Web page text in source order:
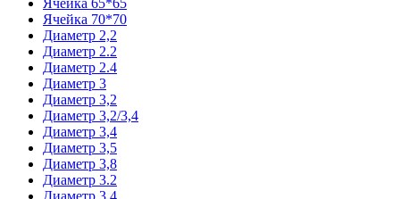
Ячейка 70*70
Диаметр 2,2
Диаметр 2.2
Диаметр 2.4
Диаметр 3
Диаметр 3,2
Диаметр 3,2/3,4
Диаметр 3,4
Диаметр 3,5
Диаметр 3,8
Диаметр 3.2
Диаметр 3.4